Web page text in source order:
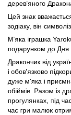
дерев'яного
Цей знак
зодіаку, він
М'яка іграшка
подарунком до Дня
Дракончик від
і обов'язково
дуже м'яка і
обіймів. Разом із
прогулянках, під
час гри малюк